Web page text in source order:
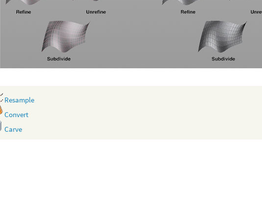
Resample
Convert
Carve